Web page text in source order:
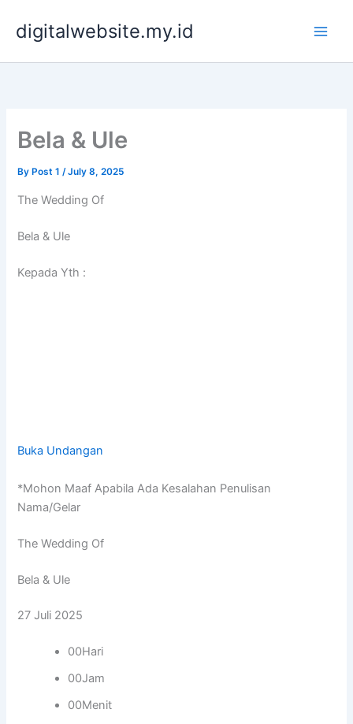
content
digitalwebsite.my.id
Bela & Ule
By Post 1/July 8, 2025
The Wedding Of
Bela & Ule
Kepada Yth :
Buka Undangan
*Mohon Maaf Apabila Ada Kesalahan Penulisan
Nama/Gelar
The Wedding Of
Bela & Ule
27 Juli 2025
00Hari
00Jam
00Menit